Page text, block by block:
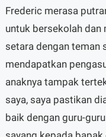
Frederic merasa
untuk bersekolah dan
setara dengan teman
mendapatkan
anaknya tampak
saya, saya pastikan
baik dengan guru-